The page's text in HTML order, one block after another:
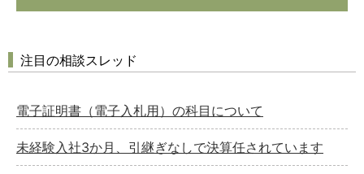
注目の相談スレッド
電子証明書（電子入札用）の科目について
未経験入社3か月、引継ぎなしで決算任されています